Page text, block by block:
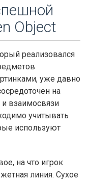
Object
реализовался
уже давно
на
и взаимосвязи
учитывать
используют
на что игрок
линия. Сухое